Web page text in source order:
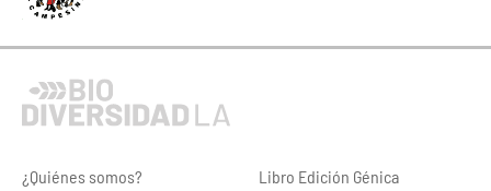
¿Quiénes somos? Libro Edición Génica